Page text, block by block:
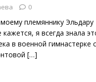
0
племяннику Эльдару
я всегда знала
в военной гимнастерке с
[…]